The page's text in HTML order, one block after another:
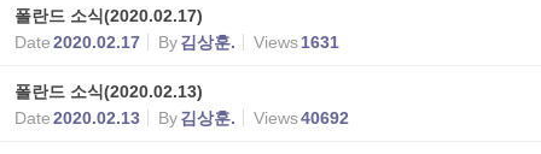
폴란드 소식(2020.02.17)
Date2020.02.17 By김상훈. Views1631
폴란드 소식(2020.02.13)
Date2020.02.13 By김상훈. Views40692